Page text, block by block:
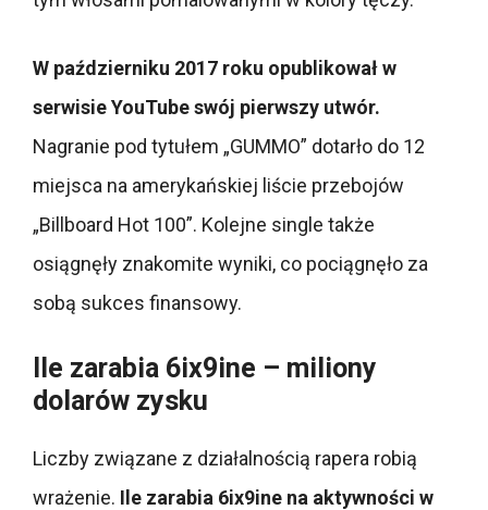
W październiku 2017 roku opublikował w
serwisie YouTube swój pierwszy utwór.
Nagranie pod tytułem „GUMMO” dotarło do 12
miejsca na amerykańskiej liście przebojów
„Billboard Hot 100”. Kolejne single także
osiągnęły znakomite wyniki, co pociągnęło za
sobą sukces finansowy.
Ile zarabia 6ix9ine – miliony
dolarów zysku
Liczby związane z działalnością rapera robią
wrażenie. Ile zarabia 6ix9ine na aktywności w